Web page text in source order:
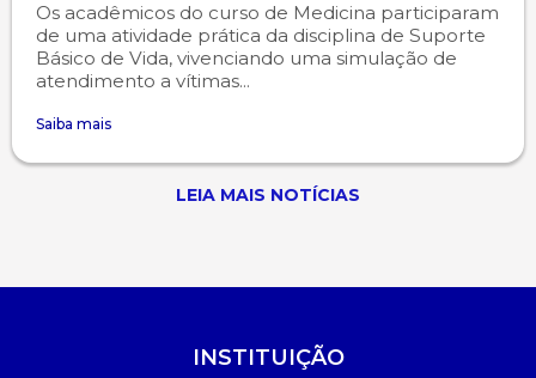
Os acadêmicos do curso de Medicina participaram
de uma atividade prática da disciplina de Suporte
Básico de Vida, vivenciando uma simulação de
atendimento a vítimas...
Saiba mais
LEIA MAIS NOTÍCIAS
INSTITUIÇÃO